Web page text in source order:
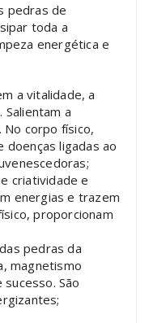
pedras de
toda a
energética e
a vitalidade, a
a
No corpo físico,
doenças ligadas ao
criatividade e
energias e trazem
proporcionam
pedras da
magnetismo
São